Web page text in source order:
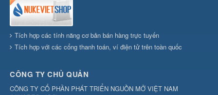
Tích hợp các tính năng cơ bản bán hàng trực tuyến
Tích hợp với các cổng thanh toán, ví điện tử trên toàn quốc
CÔNG TY CHỦ QUẢN
CÔNG TY CỔ PHẦN PHÁT TRIỂN NGUỒN MỞ VIỆT NAM